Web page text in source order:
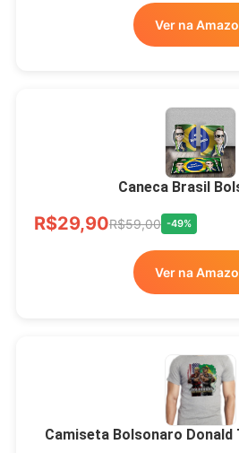
Xícara
Brasão
R$33,00
Ver no
Ver na
Caneca Brasil
R$29,90R$59,00 -49%
Ver na
Camiseta Bolsonaro